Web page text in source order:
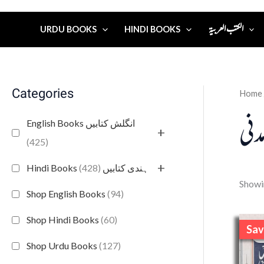
URDU BOOKS HINDI BOOKS الكتب العربية
Categories
English Books انگلش کتابیں
(425)
+
Hindi Books ہندی کتابیں (428) +
Shop English Books (94)
Shop Hindi Books (60)
Shop Urdu Books (127)
Home